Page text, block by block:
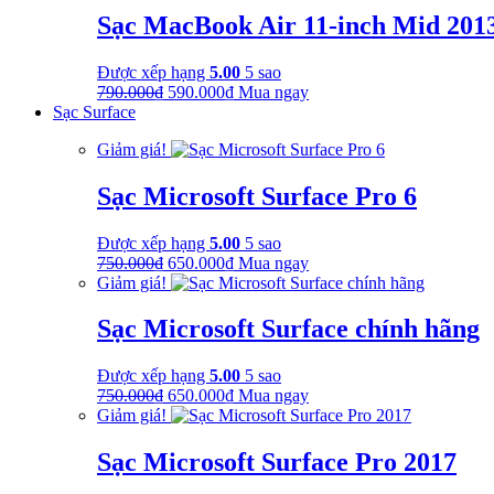
790.000₫. là:
590.000₫.
Sạc MacBook Air 11-inch Mid
Được xếp hạng 5.00 5 sao
790.000₫ Giá
790.000₫.
590.000₫Giá
là:
Mua ngay
Sạc Surface
Giảm giá!
Sạc Microsoft Surface Pro 6
Được xếp hạng 5.00 5 sao
750.000₫ Giá
gốc
750.000₫.
650.000₫Giá
hiện
là:
650.000₫.
Mua ngay
Giảm giá!
Sạc Microsoft Surface chính hãng
Được xếp hạng 5.00 5 sao
750.000₫ Giá
gốc
750.000₫.
650.000₫Giá
hiện
là:
650.000₫.
Mua ngay
Giảm giá!
Sạc Microsoft Surface Pro 2017